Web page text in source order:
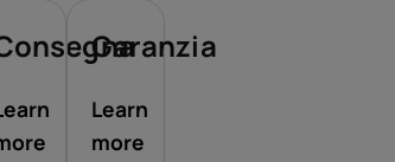
Garanzia
Learn
more